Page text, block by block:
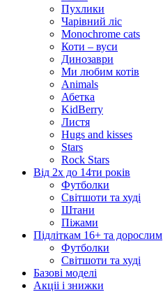
Пухлики
Чарівний ліс
Monochrome cats
Коти – вуси
Динозаври
Ми любим котів
Animals
Абетка
KidBerry
Листя
Hugs and kisses
Stars
Rock Stars
Від 2х до 14ти років
Футболки
Світшоти та худі
Штани
Піжами
Підліткам 16+ та дорослим
Футболки
Світшоти та худі
Базові моделі
Акціі і знижки